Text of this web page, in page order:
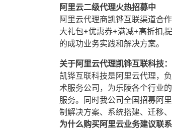
阿里云二级代理火热招募中
阿里云代理商凯铧互联渠道合
大礼包+优惠券+满减+高折扣,
的成功业务实践和解决方案。
关于阿里云代理凯铧互联科技：
凯铧互联科技是阿里云代理，
术服务公司，为乐陵各个行业
服务。同时我公司全国招募阿
制解决方案、系统搭建、迁移
为什么购买阿里云业务建议联系